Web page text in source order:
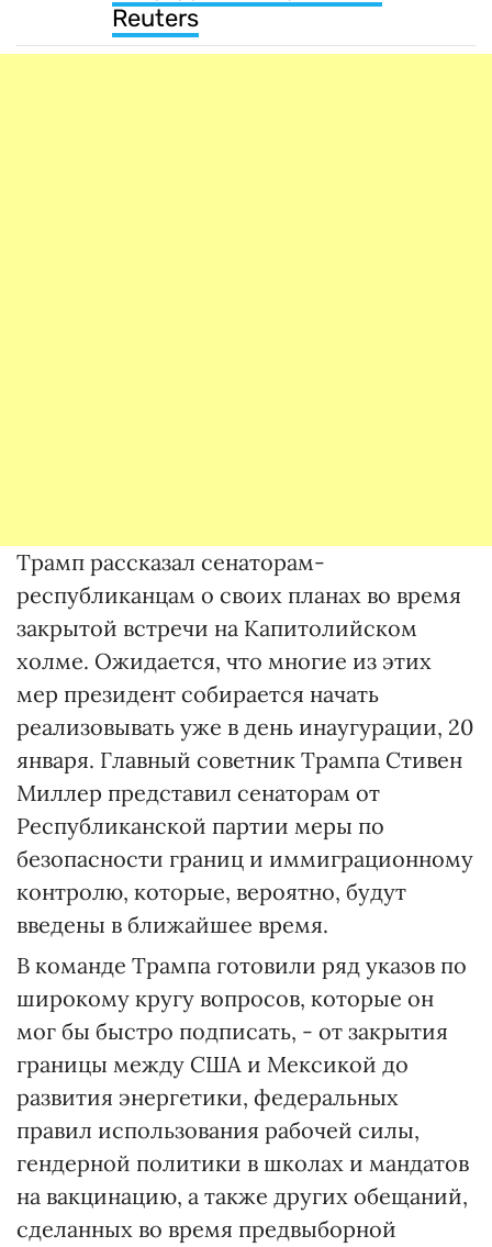
Reuters
Трамп рассказал сенаторам-
республиканцам о своих планах во время
закрытой встречи на Капитолийском
холме. Ожидается, что многие из этих
мер президент собирается начать
реализовывать уже в день инаугурации, 20
января. Главный советник Трампа Стивен
Миллер представил сенаторам от
Республиканской партии меры по
безопасности границ и иммиграционному
контролю, которые, вероятно, будут
введены в ближайшее время.
В команде Трампа готовили ряд указов по
широкому кругу вопросов, которые он
мог бы быстро подписать, - от закрытия
границы между США и Мексикой до
развития энергетики, федеральных
правил использования рабочей силы,
гендерной политики в школах и мандатов
на вакцинацию, а также других обещаний,
сделанных во время предвыборной